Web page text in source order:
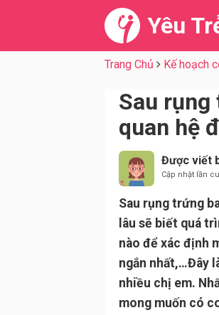
Yêu
Trang Chủ Kế hoạch
Sau
quan hệ
Được viết
Cập nhật lần
Sau rụng trứng
lâu sẽ biết quá
nào để xác định
ngắn nhất,…Đây
nhiều chị em.
mong muốn có